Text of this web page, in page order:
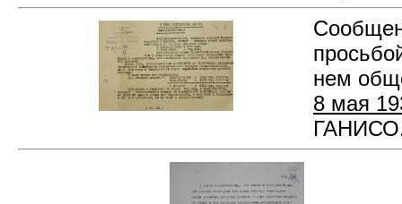
нем
8 мая